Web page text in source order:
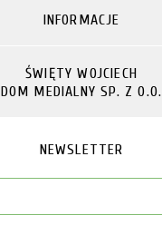
INFORMACJE
ŚWIĘTY WOJCIECH
DOM MEDIALNY SP. Z O.O.
NEWSLETTER